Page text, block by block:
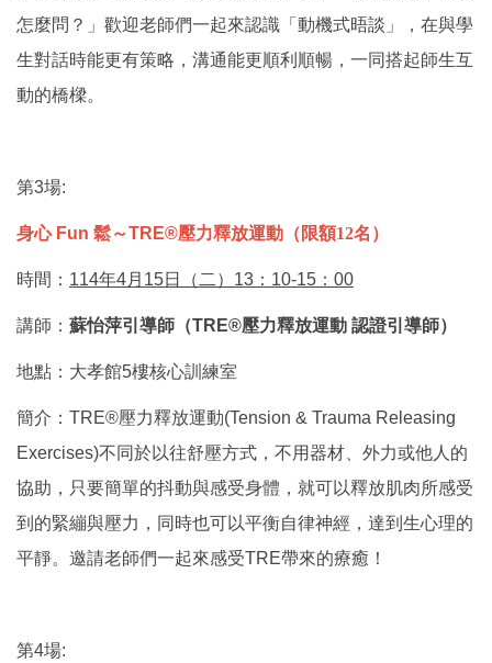
怎麼問？」歡迎老師們一起來認識「動機式晤談」，在與學
生對話時能更有策略，溝通能更順利順暢，一同搭起師生互
動的橋樑。
第3場:
身心Fun 鬆～TRE®壓力釋放運動（限額12名）
時間： 114年4月15日（二）13：10-15：00
講師： 蘇怡萍引導師（TRE®壓力釋放運動 認證引導師）
地點： 大孝館5樓核心訓練室
簡介：TRE®壓力釋放運動(Tension & Trauma Releasing
Exercises)不同於以往舒壓方式，不用器材、外力或他人的
協助，只要簡單的抖動與感受身體，就可以釋放肌肉所感受
到的緊繃與壓力，同時也可以平衡自律神經，達到生心理的
平靜。邀請老師們一起來感受TRE帶來的療癒！
第4場: